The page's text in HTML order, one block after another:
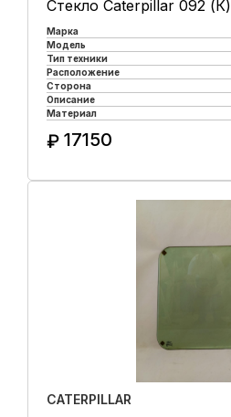
Стекло Caterpillar 092 (К)
Марка
Модель
Тип техники
Расположение
Сторона
Описание
Материал
₽ 17150
CATERPILLAR